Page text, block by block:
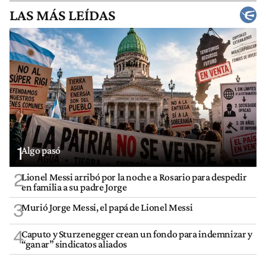
LAS MÁS LEÍDAS
1Algo pasó
2Lionel Messi arribó por la noche a Rosario para despedir
en familia a su padre Jorge
3Murió Jorge Messi, el papá de Lionel Messi
4Caputo y Sturzenegger crean un fondo para indemnizar y
“ganar” sindicatos aliados